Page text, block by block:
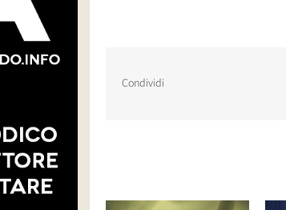
Condividi